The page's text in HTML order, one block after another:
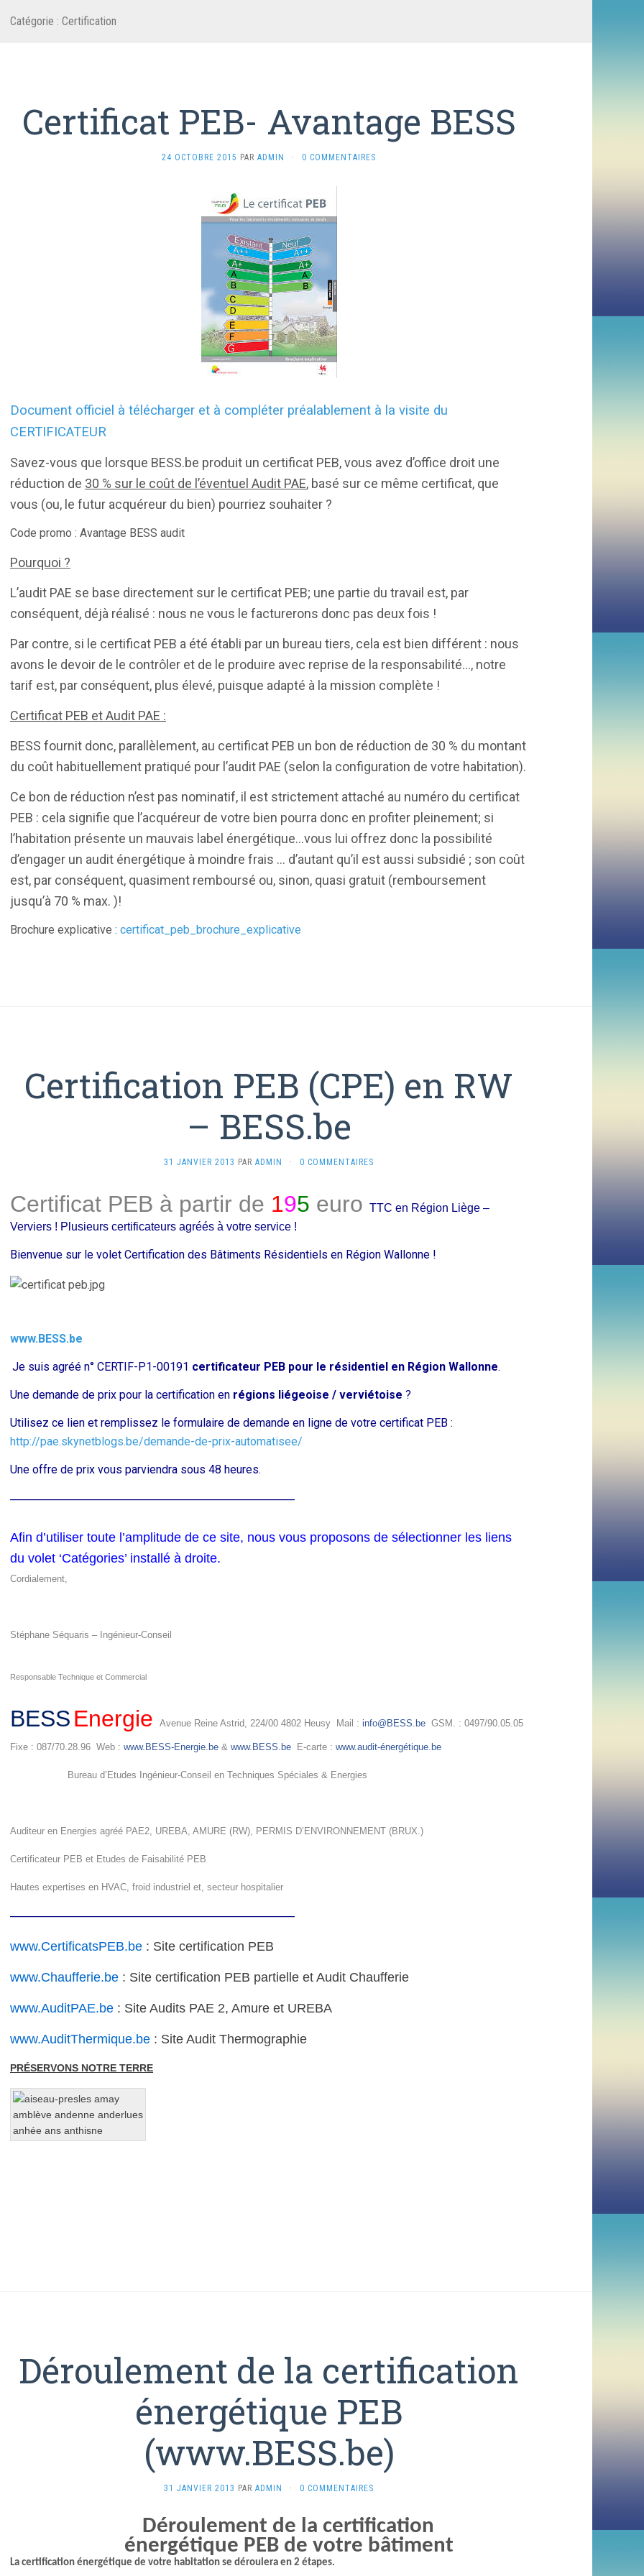
Catégorie : Certification
Certificat PEB- Avantage BESS
24 OCTOBRE 2015 PAR ADMIN · 0 COMMENTAIRES
Document officiel à télécharger et à compléter préalablement à la visite du
CERTIFICATEUR
Savez-vous que lorsque BESS.be produit un certificat PEB, vous avez d’office droit une
réduction de 30 % sur le coût de l’éventuel Audit PAE, basé sur ce même certificat, que
vous (ou, le futur acquéreur du bien) pourriez souhaiter ?
Code promo : Avantage BESS audit
Pourquoi ?
L’audit PAE se base directement sur le certificat PEB; une partie du travail est, par
conséquent, déjà réalisé : nous ne vous le facturerons donc pas deux fois !
Par contre, si le certificat PEB a été établi par un bureau tiers, cela est bien différent : nous
avons le devoir de le contrôler et de le produire avec reprise de la responsabilité…, notre
tarif est, par conséquent, plus élevé, puisque adapté à la mission complète !
Certificat PEB et Audit PAE :
BESS fournit donc, parallèlement, au certificat PEB un bon de réduction de 30 % du montant
du coût habituellement pratiqué pour l’audit PAE (selon la configuration de votre habitation).
Ce bon de réduction n’est pas nominatif, il est strictement attaché au numéro du certificat
PEB : cela signifie que l’acquéreur de votre bien pourra donc en profiter pleinement; si
l’habitation présente un mauvais label énergétique…vous lui offrez donc la possibilité
d’engager un audit énergétique à moindre frais … d’autant qu’il est aussi subsidié ; son coût
est, par conséquent, quasiment remboursé ou, sinon, quasi gratuit (remboursement
jusqu’à 70 % max. )!
Brochure explicative : certificat_peb_brochure_explicative
Certification PEB (CPE) en RW
– BESS.be
31 JANVIER 2013 PAR ADMIN · 0 COMMENTAIRES
Certificat PEB à partir de 195 euro TTC en Région Liège –
Verviers ! Plusieurs certificateurs agréés à votre service !
Bienvenue sur le volet Certification des Bâtiments Résidentiels en Région Wallonne !
www.BESS.be
Je suis agréé n° CERTIF-P1-00191 certificateur PEB pour le résidentiel en Région Wallonne.
Une demande de prix pour la certification en régions liégeoise / verviétoise ?
Utilisez ce lien et remplissez le formulaire de demande en ligne de votre certificat PEB :
http://pae.skynetblogs.be/demande-de-prix-automatisee/
Une offre de prix vous parviendra sous 48 heures.
——————————————————————
Afin d’utiliser toute l’amplitude de ce site, nous vous proposons de sélectionner les liens
du volet ‘Catégories’ installé à droite.
Cordialement,
Stéphane Séquaris – Ingénieur-Conseil
Responsable Technique et Commercial
BESSEnergie Avenue Reine Astrid, 224/00 4802 Heusy Mail : info@BESS.be GSM. : 0497/90.05.05
Fixe : 087/70.28.96 Web : www.BESS-Energie.be & www.BESS.be E-carte : www.audit-énergétique.be
Bureau d’Etudes Ingénieur-Conseil en Techniques Spéciales & Energies
Auditeur en Energies agréé PAE2, UREBA, AMURE (RW), PERMIS D’ENVIRONNEMENT (BRUX.)
Certificateur PEB et Etudes de Faisabilité PEB
Hautes expertises en HVAC, froid industriel et, secteur hospitalier
——————————————————————
www.CertificatsPEB.be : Site certification PEB
www.Chaufferie.be : Site certification PEB partielle et Audit Chaufferie
www.AuditPAE.be : Site Audits PAE 2, Amure et UREBA
www.AuditThermique.be : Site Audit Thermographie
PRÉSERVONS NOTRE TERRE
Déroulement de la certification
énergétique PEB
(www.BESS.be)
31 JANVIER 2013 PAR ADMIN · 0 COMMENTAIRES
Déroulement de la certification
énergétique PEB de votre bâtiment
La certification énergétique de votre habitation se déroulera en 2 étapes.